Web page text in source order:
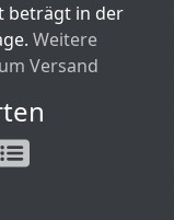
beträgt in der
Weitere
Versand